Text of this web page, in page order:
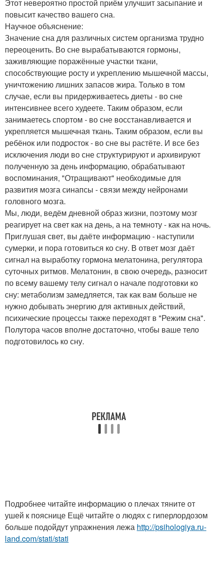
Этот невероятно простой приём улучшит засыпание и
повысит качество вашего сна.
Научное объяснение:
Значение сна для различных систем организма трудно
переоценить. Во сне вырабатываются гормоны,
заживляющие поражённые участки ткани,
способствующие росту и укреплению мышечной массы,
уничтожению лишних запасов жира. Только в том
случае, если вы придерживаетесь диеты - во сне
интенсивнее всего худеете. Таким образом, если
занимаетесь спортом - во сне восстанавливается и
укрепляется мышечная ткань. Таким образом, если вы
ребёнок или подросток - во сне вы растёте. И все без
исключения люди во сне структурируют и архивируют
полученную за день информацию, обрабатывают
воспоминания, "Отращивают" необходимые для
развития мозга синапсы - связи между нейронами
головного мозга.
Мы, люди, ведём дневной образ жизни, поэтому мозг
реагирует на свет как на день, а на темноту - как на ночь.
Приглушая свет, вы даёте информацию - наступили
сумерки, и пора готовиться ко сну. В ответ мозг даёт
сигнал на выработку гормона мелатонина, регулятора
суточных ритмов. Мелатонин, в свою очередь, разносит
по всему вашему телу сигнал о начале подготовки ко
сну: метаболизм замедляется, так как вам больше не
нужно добывать энергию для активных действий,
психические процессы также переходят в "Режим сна".
Полутора часов вполне достаточно, чтобы ваше тело
подготовилось ко сну.
Подробнее читайте информацию о плечах тяните от
ушей к пояснице Ещё читайте о людях с гиперлордозом
больше подойдут упражнения лежа http://psihologiya.ru-
land.com/stati/stati